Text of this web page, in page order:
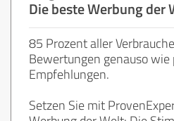
Die beste Werbung der
85 Prozent aller
Bewertungen genauso wie
Empfehlungen.
Setzen Sie mit